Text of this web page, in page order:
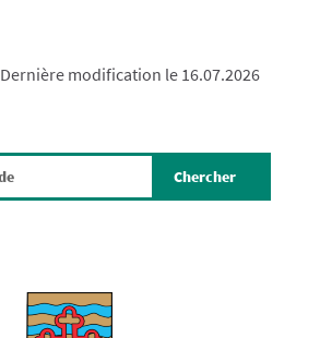
Dernière modification le 16.07.2026